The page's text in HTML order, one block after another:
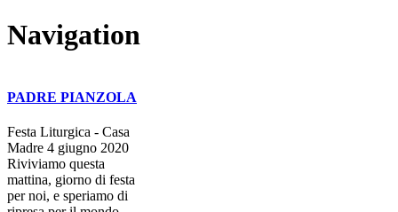
Navigation
PADRE PIANZOLA
Festa Liturgica - Casa
Madre 4 giugno 2020
Riviviamo questa
mattina, giorno di festa
per noi, e speriamo di